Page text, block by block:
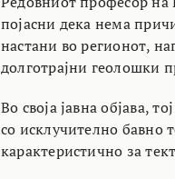
појасни дека нема
настани во регионот,
долготрајни геолошки
Во своја јавна објава,
со исклучително
карактеристично за